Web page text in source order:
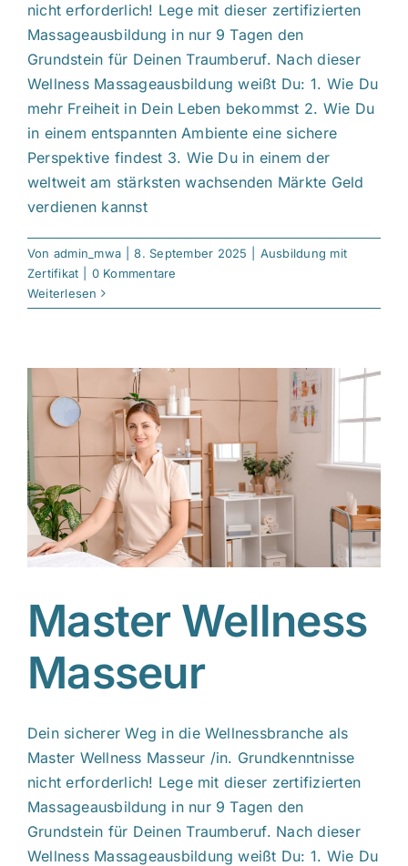
nicht erforderlich! Lege mit dieser zertifizierten
Massageausbildung in nur 9 Tagen den
Grundstein für Deinen Traumberuf. Nach dieser
Wellness Massageausbildung weißt Du: 1. Wie Du
mehr Freiheit in Dein Leben bekommst 2. Wie Du
in einem entspannten Ambiente eine sichere
Perspektive findest 3. Wie Du in einem der
weltweit am stärksten wachsenden Märkte Geld
verdienen kannst
Von admin_mwa 8. September 2025
Ausbildung mit
Zertifikat
0 Kommentare
Weiterlesen
Master Wellness
Masseur
Dein sicherer Weg in die Wellnessbranche als
Master Wellness Masseur /in. Grundkenntnisse
nicht erforderlich! Lege mit dieser zertifizierten
Massageausbildung in nur 9 Tagen den
Grundstein für Deinen Traumberuf. Nach dieser
Wellness Massageausbildung weißt Du: 1. Wie Du